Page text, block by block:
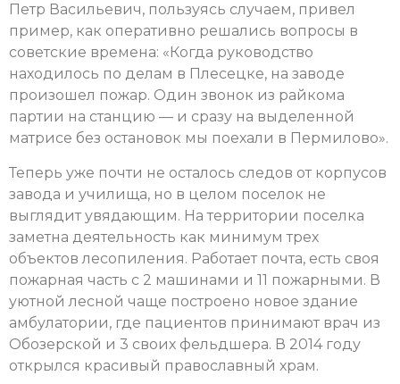
Петр Васильевич, пользуясь случаем, привел
пример, как оперативно решались вопросы в
советские времена: «Когда руководство
находилось по делам в Плесецке, на заводе
произошел пожар. Один звонок из райкома
партии на станцию — и сразу на выделенной
матрисе без остановок мы поехали в Пермилово».
Теперь уже почти не осталось следов от корпусов
завода и училища, но в целом поселок не
выглядит увядающим. На территории поселка
заметна деятельность как минимум трех
объектов лесопиления. Работает почта, есть своя
пожарная часть с 2 машинами и 11 пожарными. В
уютной лесной чаще построено новое здание
амбулатории, где пациентов принимают врач из
Обозерской и 3 своих фельдшера. В 2014 году
открылся красивый православный храм.